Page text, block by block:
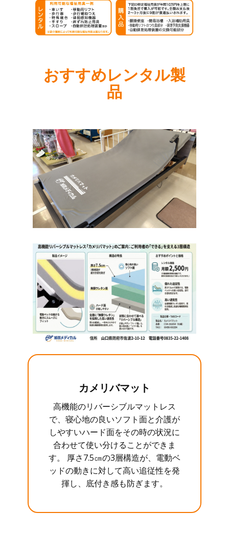
おすすめレンタル製
品
カメリバマット
高機能のリバーシブルマットレス
で、寝心地の良いソフト面と介護が
しやすいハード面をその時の状況に
合わせて使い分けることができま
す。 厚さ7.5㎝の3層構造が、電動ベ
ッドの動きに対して高い追従性を発
揮し、底付き感も防ぎます。